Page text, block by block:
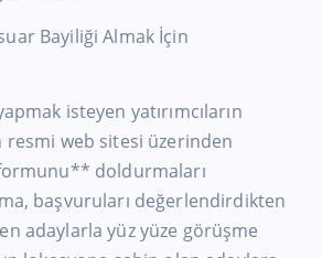
Bayiliği Almak İçin
isteyen yatırımcıların
resmi web sitesi üzerinden
doldurmaları
başvuruları değerlendirdikten
adaylarla yüz yüze görüşme